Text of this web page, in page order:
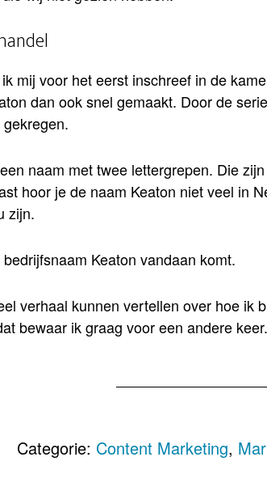
mij voor het eerst inschreef in de
dan ook snel gemaakt. Door de
naam met twee lettergrepen. Die
hoor je de naam Keaton niet veel in
zijn.
Keaton vandaan komt.
verhaal kunnen vertellen over hoe ik
bewaar ik graag voor een andere keer.
Categorie: Content Marketing,